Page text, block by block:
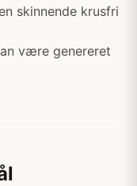
skinnende krusfri
være genereret